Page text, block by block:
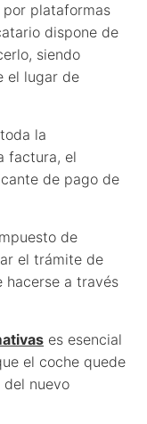
por plataformas
dispone de
siendo
el lugar de
la
factura, el
de pago de
de
el trámite de
hacerse a través
es esencial
el coche quede
nuevo